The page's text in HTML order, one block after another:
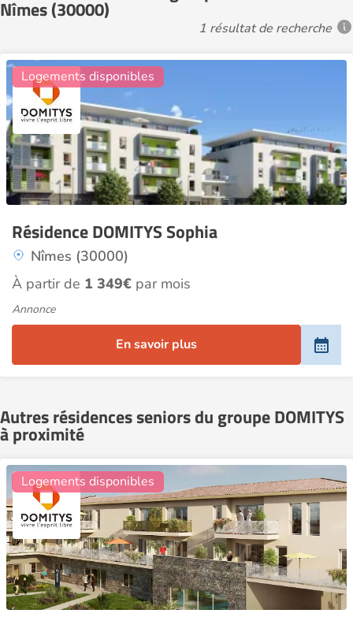
Nîmes (30000)
1 résultat de recherche
Résidence DOMITYS Sophia
Nîmes (30000)
Logements disponibles
À partir de 1 349€ par mois
Annonce
En savoir plus
Autres résidences seniors du groupe DOMITYS
à proximité
Logements disponibles